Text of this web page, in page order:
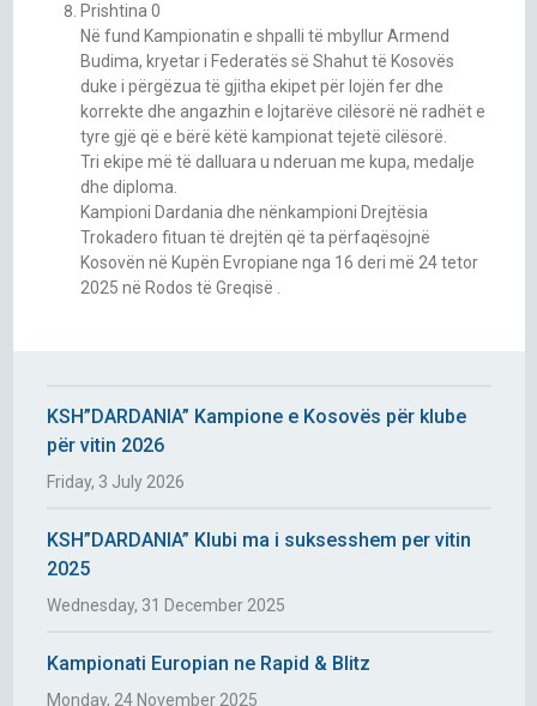
Prishtina 0
Në fund Kampionatin e shpalli të mbyllur Armend
Budima, kryetar i Federatës së Shahut të Kosovës
duke i përgëzua të gjitha ekipet për lojën fer dhe
korrekte dhe angazhin e lojtarëve cilësorë në radhët e
tyre gjë që e bërë këtë kampionat tejetë cilësorë.
Tri ekipe më të dalluara u nderuan me kupa, medalje
dhe diploma.
Kampioni Dardania dhe nënkampioni Drejtësia
Trokadero fituan të drejtën që ta përfaqësojnë
Kosovën në Kupën Evropiane nga 16 deri më 24 tetor
2025 në Rodos të Greqisë .
KSH”DARDANIA” Kampione e Kosovës për klube
për vitin 2026
Friday, 3 July 2026
KSH”DARDANIA” Klubi ma i suksesshem per vitin
2025
Wednesday, 31 December 2025
Kampionati Europian ne Rapid & Blitz
Monday, 24 November 2025